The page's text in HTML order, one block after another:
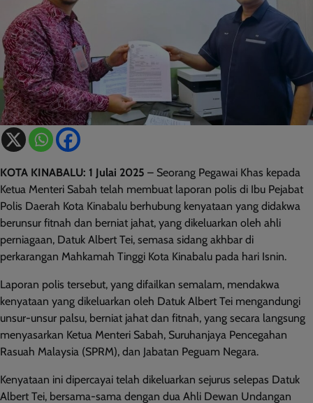
KOTA KINABALU: 1 Julai 2025 – Seorang Pegawai Khas kepada
Ketua Menteri Sabah telah membuat laporan polis di Ibu Pejabat
Polis Daerah Kota Kinabalu berhubung kenyataan yang didakwa
berunsur fitnah dan berniat jahat, yang dikeluarkan oleh ahli
perniagaan, Datuk Albert Tei, semasa sidang akhbar di
perkarangan Mahkamah Tinggi Kota Kinabalu pada hari Isnin.
Laporan polis tersebut, yang difailkan semalam, mendakwa
kenyataan yang dikeluarkan oleh Datuk Albert Tei mengandungi
unsur-unsur palsu, berniat jahat dan fitnah, yang secara langsung
menyasarkan Ketua Menteri Sabah, Suruhanjaya Pencegahan
Rasuah Malaysia (SPRM), dan Jabatan Peguam Negara.
Kenyataan ini dipercayai telah dikeluarkan sejurus selepas Datuk
Albert Tei, bersama-sama dengan dua Ahli Dewan Undangan